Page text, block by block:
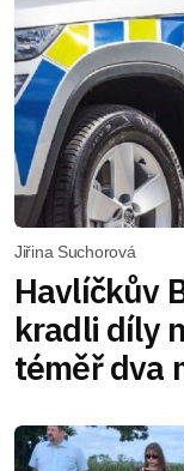
Jiřina Suchorová
Havlíčkův
kradli díly
téměř dva